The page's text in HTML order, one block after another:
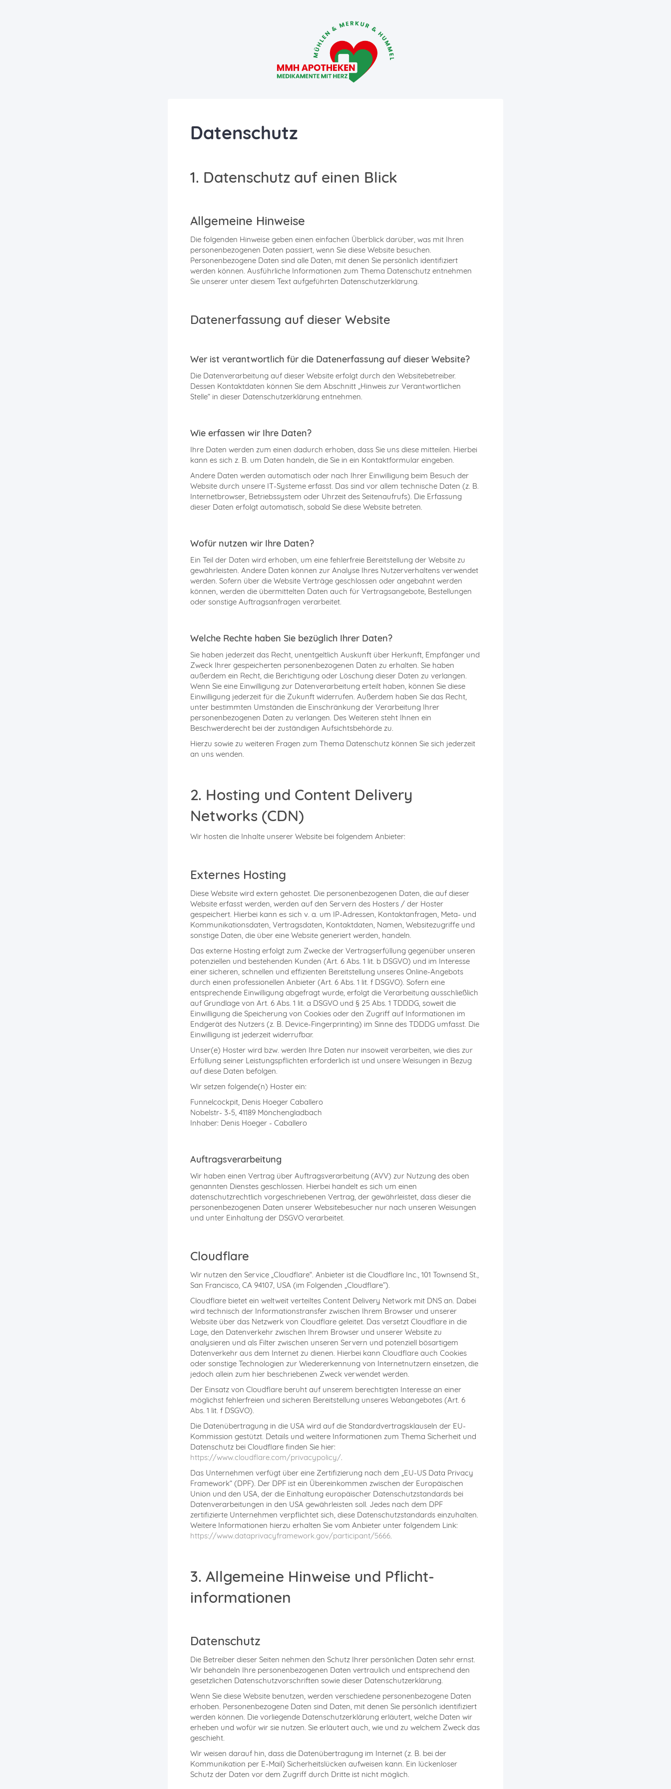
Datenschutz
1. Datenschutz auf einen Blick
Allgemeine Hinweise
Die folgenden Hinweise geben einen einfachen Überblick darüber, was mit Ihren
personenbezogenen Daten passiert, wenn Sie diese Website besuchen.
Personenbezogene Daten sind alle Daten, mit denen Sie persönlich identifiziert
werden können. Ausführliche Informationen zum Thema Datenschutz entnehmen
Sie unserer unter diesem Text aufgeführten Datenschutzerklärung.
Datenerfassung auf dieser Website
Wer ist verantwortlich für die Datenerfassung auf dieser Website?
Die Datenverarbeitung auf dieser Website erfolgt durch den Websitebetreiber.
Dessen Kontaktdaten können Sie dem Abschnitt „Hinweis zur Verantwortlichen
Stelle“ in dieser Datenschutzerklärung entnehmen.
Wie erfassen wir Ihre Daten?
Ihre Daten werden zum einen dadurch erhoben, dass Sie uns diese mitteilen. Hierbei
kann es sich z. B. um Daten handeln, die Sie in ein Kontaktformular eingeben.
Andere Daten werden automatisch oder nach Ihrer Einwilligung beim Besuch der
Website durch unsere IT-Systeme erfasst. Das sind vor allem technische Daten (z. B.
Internetbrowser, Betriebssystem oder Uhrzeit des Seitenaufrufs). Die Erfassung
dieser Daten erfolgt automatisch, sobald Sie diese Website betreten.
Wofür nutzen wir Ihre Daten?
Ein Teil der Daten wird erhoben, um eine fehlerfreie Bereitstellung der Website zu
gewährleisten. Andere Daten können zur Analyse Ihres Nutzerverhaltens verwendet
werden. Sofern über die Website Verträge geschlossen oder angebahnt werden
können, werden die übermittelten Daten auch für Vertragsangebote, Bestellungen
oder sonstige Auftragsanfragen verarbeitet.
Welche Rechte haben Sie bezüglich Ihrer Daten?
Sie haben jederzeit das Recht, unentgeltlich Auskunft über Herkunft, Empfänger und
Zweck Ihrer gespeicherten personenbezogenen Daten zu erhalten. Sie haben
außerdem ein Recht, die Berichtigung oder Löschung dieser Daten zu verlangen.
Wenn Sie eine Einwilligung zur Datenverarbeitung erteilt haben, können Sie diese
Einwilligung jederzeit für die Zukunft widerrufen. Außerdem haben Sie das Recht,
unter bestimmten Umständen die Einschränkung der Verarbeitung Ihrer
personenbezogenen Daten zu verlangen. Des Weiteren steht Ihnen ein
Beschwerderecht bei der zuständigen Aufsichtsbehörde zu.
Hierzu sowie zu weiteren Fragen zum Thema Datenschutz können Sie sich jederzeit
an uns wenden.
2. Hosting und Content Delivery
Networks (CDN)
Wir hosten die Inhalte unserer Website bei folgendem Anbieter:
Externes Hosting
Diese Website wird extern gehostet. Die personenbezogenen Daten, die auf dieser
Website erfasst werden, werden auf den Servern des Hosters / der Hoster
gespeichert. Hierbei kann es sich v. a. um IP-Adressen, Kontaktanfragen, Meta- und
Kommunikationsdaten, Vertragsdaten, Kontaktdaten, Namen, Websitezugriffe und
sonstige Daten, die über eine Website generiert werden, handeln.
Das externe Hosting erfolgt zum Zwecke der Vertragserfüllung gegenüber unseren
potenziellen und bestehenden Kunden (Art. 6 Abs. 1 lit. b DSGVO) und im Interesse
einer sicheren, schnellen und effizienten Bereitstellung unseres Online-Angebots
durch einen professionellen Anbieter (Art. 6 Abs. 1 lit. f DSGVO). Sofern eine
entsprechende Einwilligung abgefragt wurde, erfolgt die Verarbeitung ausschließlich
auf Grundlage von Art. 6 Abs. 1 lit. a DSGVO und § 25 Abs. 1 TDDDG, soweit die
Einwilligung die Speicherung von Cookies oder den Zugriff auf Informationen im
Endgerät des Nutzers (z. B. Device-Fingerprinting) im Sinne des TDDDG umfasst. Die
Einwilligung ist jederzeit widerrufbar.
Unser(e) Hoster wird bzw. werden Ihre Daten nur insoweit verarbeiten, wie dies zur
Erfüllung seiner Leistungspflichten erforderlich ist und unsere Weisungen in Bezug
auf diese Daten befolgen.
Wir setzen folgende(n) Hoster ein:
Funnelcockpit, Denis Hoeger Caballero
Nobelstr- 3-5, 41189 Mönchengladbach
Inhaber: Denis Hoeger - Caballero
Auftragsverarbeitung
Wir haben einen Vertrag über Auftragsverarbeitung (AVV) zur Nutzung des oben
genannten Dienstes geschlossen. Hierbei handelt es sich um einen
datenschutzrechtlich vorgeschriebenen Vertrag, der gewährleistet, dass dieser die
personenbezogenen Daten unserer Websitebesucher nur nach unseren Weisungen
und unter Einhaltung der DSGVO verarbeitet.
Cloudflare
Wir nutzen den Service „Cloudflare“. Anbieter ist die Cloudflare Inc., 101 Townsend St.,
San Francisco, CA 94107, USA (im Folgenden „Cloudflare”).
Cloudflare bietet ein weltweit verteiltes Content Delivery Network mit DNS an. Dabei
wird technisch der Informationstransfer zwischen Ihrem Browser und unserer
Website über das Netzwerk von Cloudflare geleitet. Das versetzt Cloudflare in die
Lage, den Datenverkehr zwischen Ihrem Browser und unserer Website zu
analysieren und als Filter zwischen unseren Servern und potenziell bösartigem
Datenverkehr aus dem Internet zu dienen. Hierbei kann Cloudflare auch Cookies
oder sonstige Technologien zur Wiedererkennung von Internetnutzern einsetzen, die
jedoch allein zum hier beschriebenen Zweck verwendet werden.
Der Einsatz von Cloudflare beruht auf unserem berechtigten Interesse an einer
möglichst fehlerfreien und sicheren Bereitstellung unseres Webangebotes (Art. 6
Abs. 1 lit. f DSGVO).
Die Datenübertragung in die USA wird auf die Standardvertragsklauseln der EU-
Kommission gestützt. Details und weitere Informationen zum Thema Sicherheit und
Datenschutz bei Cloudflare finden Sie hier:
https://www.cloudflare.com/privacypolicy/.
Das Unternehmen verfügt über eine Zertifizierung nach dem „EU-US Data Privacy
Framework“ (DPF). Der DPF ist ein Übereinkommen zwischen der Europäischen
Union und den USA, der die Einhaltung europäischer Datenschutzstandards bei
Datenverarbeitungen in den USA gewährleisten soll. Jedes nach dem DPF
zertifizierte Unternehmen verpflichtet sich, diese Datenschutzstandards einzuhalten.
Weitere Informationen hierzu erhalten Sie vom Anbieter unter folgendem Link:
https://www.dataprivacyframework.gov/participant/5666.
3. Allgemeine Hinweise und Pflicht­
informationen
Datenschutz
Die Betreiber dieser Seiten nehmen den Schutz Ihrer persönlichen Daten sehr ernst.
Wir behandeln Ihre personenbezogenen Daten vertraulich und entsprechend den
gesetzlichen Datenschutzvorschriften sowie dieser Datenschutzerklärung.
Wenn Sie diese Website benutzen, werden verschiedene personenbezogene Daten
erhoben. Personenbezogene Daten sind Daten, mit denen Sie persönlich identifiziert
werden können. Die vorliegende Datenschutzerklärung erläutert, welche Daten wir
erheben und wofür wir sie nutzen. Sie erläutert auch, wie und zu welchem Zweck das
geschieht.
Wir weisen darauf hin, dass die Datenübertragung im Internet (z. B. bei der
Kommunikation per E-Mail) Sicherheitslücken aufweisen kann. Ein lückenloser
Schutz der Daten vor dem Zugriff durch Dritte ist nicht möglich.